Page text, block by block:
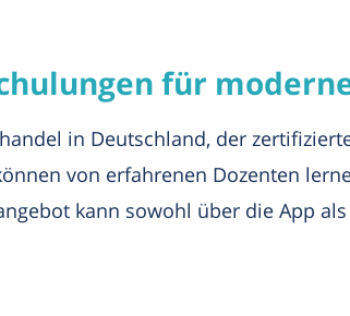
für
in Deutschland, der
von erfahrenen Dozenten
kann sowohl über die App